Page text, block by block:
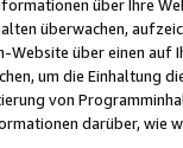
über Ihre
überwachen,
über einen
um die Einhaltung
von
darüber, wie